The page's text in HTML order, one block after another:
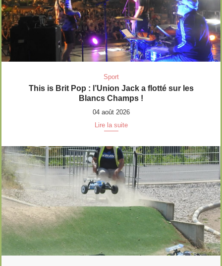
Sport
This is Brit Pop : l’Union Jack a flotté sur les
Blancs Champs !
04 août 2026
Lire la suite